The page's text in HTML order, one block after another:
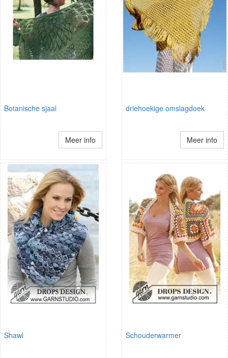
Botanische sjaal
Meer info
driehoekige omslagdoek
Meer info
Shawl Schouderwarmer